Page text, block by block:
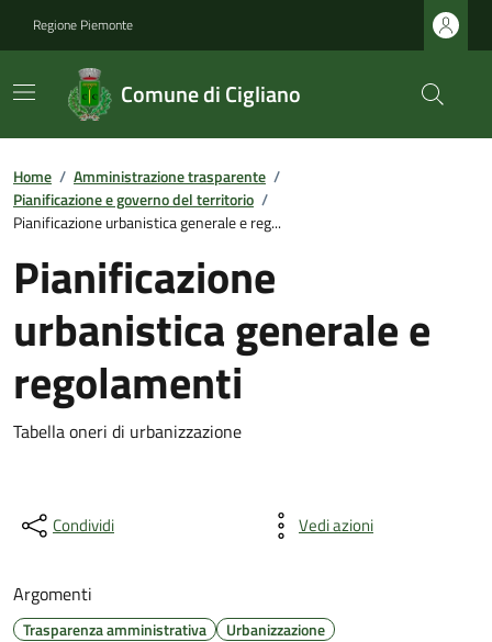
Regione Piemonte
Comune di Cigliano
Home / Amministrazione trasparente /
Pianificazione e governo del territorio /
Pianificazione urbanistica generale e reg...
Pianificazione
urbanistica generale e
regolamenti
Tabella oneri di urbanizzazione
Condividi Vedi azioni
Argomenti
Trasparenza amministrativa Urbanizzazione